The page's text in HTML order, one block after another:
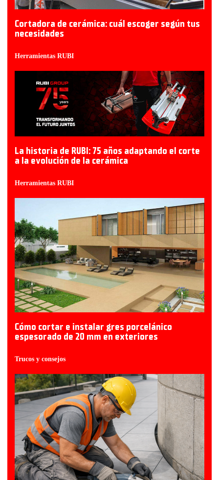
Cortadora de cerámica: cuál escoger según tus
necesidades
Herramientas RUBI
La historia de RUBI: 75 años adaptando el corte
a la evolución de la cerámica
Herramientas RUBI
Cómo cortar e instalar gres porcelánico
espesorado de 20 mm en exteriores
Trucos y consejos